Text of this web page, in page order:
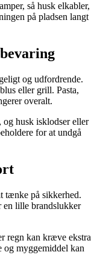
så husk elkabler,
på pladsen langt
og udfordrende.
eller grill. Pasta,
overalt.
husk isklodser eller
for at undgå
tænke på sikkerhed.
en lille brandslukker
regn kan kræve ekstra
og myggemiddel kan